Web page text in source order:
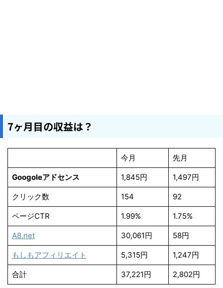
7ヶ月目の収益は？
今月 先月
Googoleアドセンス 1,845円 1,497円
クリック数 154 92
ページCTR 1.99% 1.75%
A8.net 30,061円 58円
もしもアフィリエイト 5,315円 1,247円
合計 37,221円 2,802円